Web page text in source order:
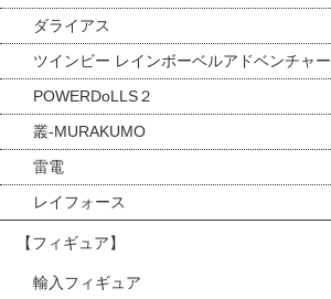
ダライアス
ツインビー レインボーベルアドベンチャー
POWERDoLLS２
叢-MURAKUMO
雷電
レイフォース
【フィギュア】
輸入フィギュア